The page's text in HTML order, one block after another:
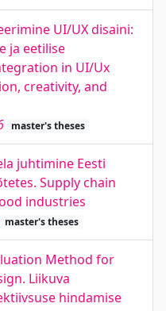
UI/UX disaini:
ja eetilise
in UI/Ux
creativity, and
master's theses
juhtimine Eesti
Supply chain
industries
master's theses
Method for
Liikuva
hindamise